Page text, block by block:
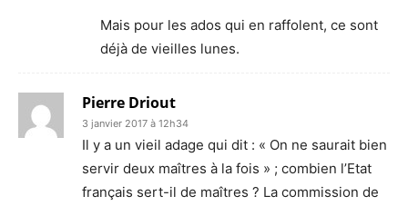
Mais pour les ados qui en raffolent, ce sont
déjà de vieilles lunes.
Pierre Driout
3 janvier 2017 à 12h34
Il y a un vieil adage qui dit : « On ne saurait bien
servir deux maîtres à la fois » ; combien l’Etat
français sert-il de maîtres ? La commission de